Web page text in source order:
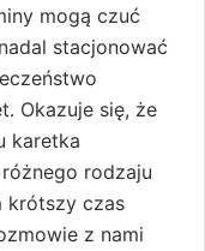
mogą czuć
stacjonować
Okazuje się, że
karetka
rodzaju
krótszy czas
z nami